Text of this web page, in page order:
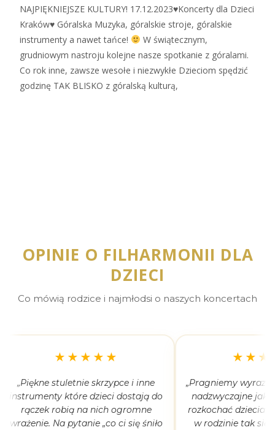
NAJPIĘKNIEJSZE KULTURY! 17.12.2023♥Koncerty dla Dzieci
Kraków♥ Góralska Muzyka, góralskie stroje, góralskie
instrumenty a nawet tańce!
W świątecznym,
grudniowym nastroju kolejne nasze spotkanie z góralami.
Co rok inne, zawsze wesołe i niezwykłe Dzieciom spędzić
godzinę TAK BLISKO z góralską kulturą,
OPINIE O FILHARMONII DLA
DZIECI
Co mówią rodzice i najmłodsi o naszych koncertach
★★★★★
„Piękne stuletnie skrzypce i inne
instrumenty które dzieci dostają do
rączek robią na nich ogromne
wrażenie. Na pytanie „co ci się śniło
„Pragniemy wyrazić
nadzwyczajne jak
rozkochać
w rodzinie tak się